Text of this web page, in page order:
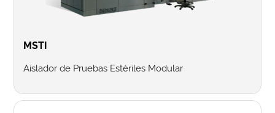
MSTI
Aislador de Pruebas Estériles Modular